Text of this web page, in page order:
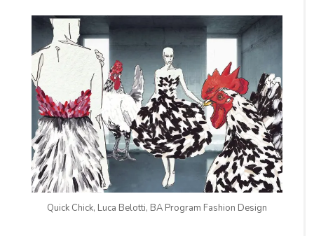
Quick Chick, Luca Belotti, BA Program Fashion Design